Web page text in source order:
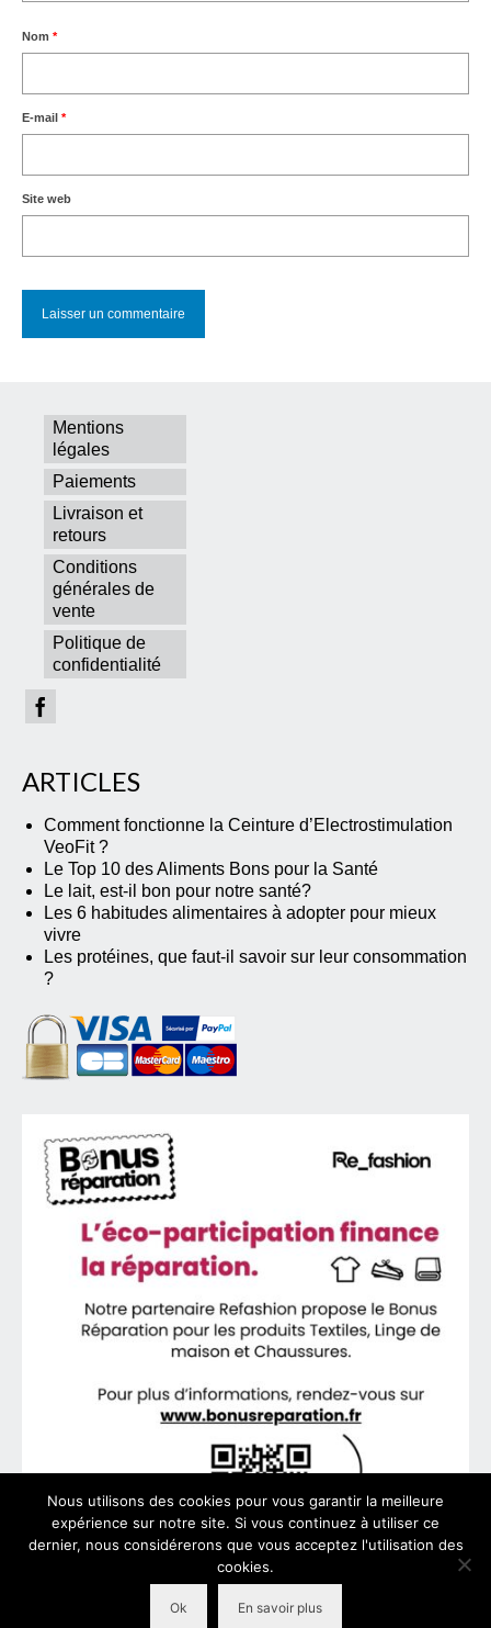
Nom *
E-mail *
Site web
Mentions
légales
Paiements
Livraison et
retours
Conditions
générales de
vente
Politique de
confidentialité
ARTICLES
Comment fonctionne la Ceinture d’Electrostimulation
VeoFit ?
Le Top 10 des Aliments Bons pour la Santé
Le lait, est-il bon pour notre santé?
Les 6 habitudes alimentaires à adopter pour mieux
vivre
Les protéines, que faut-il savoir sur leur consommation
?
© 2026 VeoFit - WordPress Theme by Kadence WP
Nous utilisons des cookies pour vous garantir la meilleure
expérience sur notre site. Si vous continuez à utiliser ce
dernier, nous considérerons que vous acceptez l'utilisation des
cookies.
Ok En savoir plus